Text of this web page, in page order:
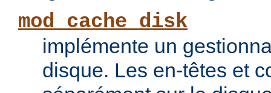
mod_cache_disk
implémente un
disque. Les en-têtes et